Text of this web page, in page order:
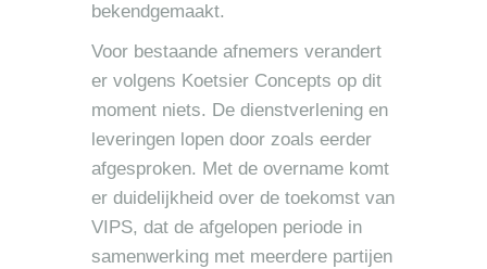
bekendgemaakt.
Voor bestaande afnemers verandert
er volgens Koetsier Concepts op dit
moment niets. De dienstverlening en
leveringen lopen door zoals eerder
afgesproken. Met de overname komt
er duidelijkheid over de toekomst van
VIPS, dat de afgelopen periode in
samenwerking met meerdere partijen